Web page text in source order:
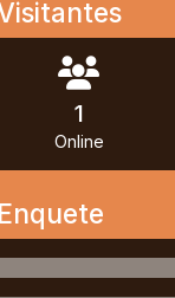
1
Online